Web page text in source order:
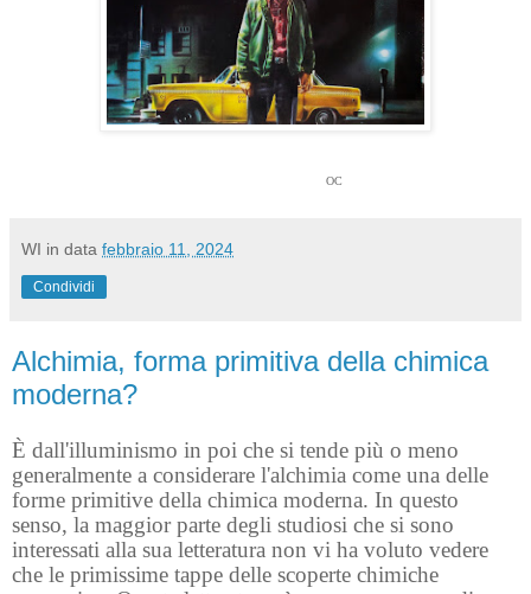
OC
WI in data febbraio 11, 2024
Condividi
Alchimia, forma primitiva della chimica
moderna?
È dall'illuminismo in poi che si tende più o meno
generalmente a considerare l'alchimia come una delle
forme primitive della chimica moderna. In questo
senso, la maggior parte degli studiosi che si sono
interessati alla sua letteratura non vi ha voluto vedere
che le primissime tappe delle scoperte chimiche